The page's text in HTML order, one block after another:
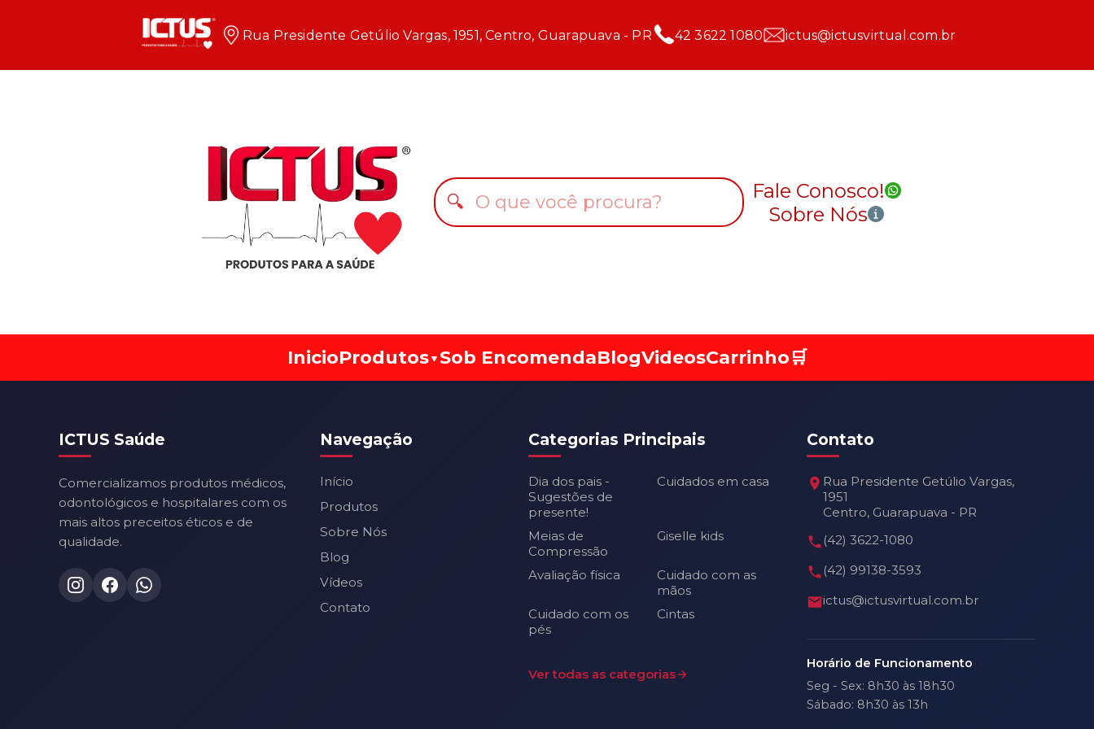
Rua Presidente Getúlio Vargas, 1951, Centro, Guarapuava - PR 42 3622 1080 ictus@ictusvirtual.com.br
🔍
Fale Conosco!
Sobre Nós
InicioProdutos▼ Sob EncomendaBlogVideosCarrinho🛒
ICTUS Saúde
Comercializamos produtos médicos,
odontológicos e hospitalares com os
mais altos preceitos éticos e de
qualidade.
Navegação
Início
Produtos
Sobre Nós
Blog
Vídeos
Contato
Categorias Principais
Dia dos pais -
Sugestões de
presente!
Cuidados em casa
Meias de
Compressão
Giselle kids
Avaliação física
Cuidado com as
mãos
Cuidado com os
pés
Cintas
Ver todas as categorias
Contato
Rua Presidente Getúlio Vargas,
1951
Centro, Guarapuava - PR
(42) 3622-1080
(42) 99138-3593
ictus@ictusvirtual.com.br
Horário de Funcionamento
Seg - Sex: 8h30 às 18h30
Sábado: 8h30 às 13h